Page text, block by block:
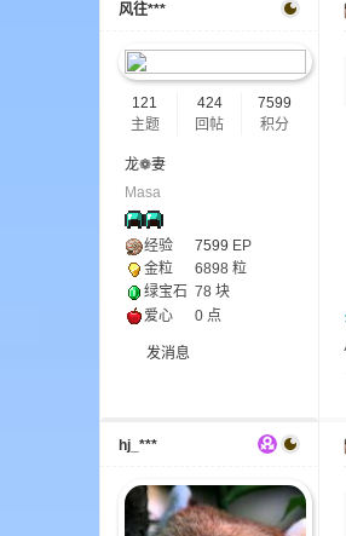
风往***
121
主题
424
回帖
7599
积分
龙❁妻
Masa
经验 7599 EP
金粒
6898 粒
绿宝石 78 块
爱心
0 点
发消息
hj_***